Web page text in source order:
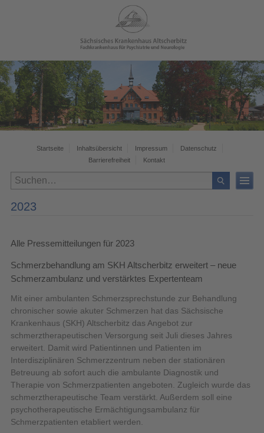
Startseite Inhaltsübersicht Impressum
Datenschutz
Barrierefreiheit
Kontakt
2023
Alle Pressemitteilungen für 2023
Schmerzbehandlung am SKH Altscherbitz erweitert – neue
Schmerzambulanz und verstärktes Expertenteam
Mit einer ambulanten Schmerzsprechstunde zur Behandlung
chronischer sowie akuter Schmerzen hat das Sächsische
Krankenhaus (SKH) Altscherbitz das Angebot zur
schmerztherapeutischen Versorgung seit Juli dieses Jahres
erweitert. Damit wird Patientinnen und Patienten im
Interdisziplinären Schmerzzentrum neben der stationären
Betreuung ab sofort auch die ambulante Diagnostik und
Therapie von Schmerzpatienten angeboten. Zugleich wurde das
schmerztherapeutische Team verstärkt. Außerdem soll eine
psychotherapeutische Ermächtigungsambulanz für
Schmerzpatienten etabliert werden.